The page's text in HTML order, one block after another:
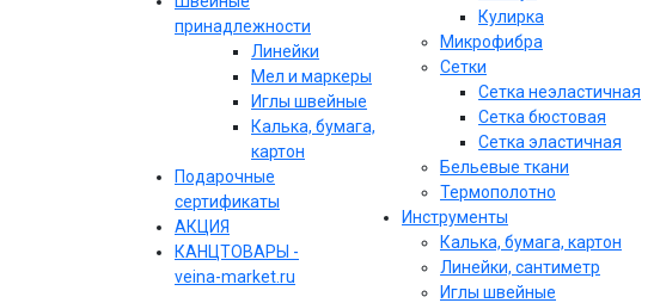
принадлежности
Линейки
Мел и маркеры
Иглы швейные
Калька, бумага,
картон
Подарочные
сертификаты
АКЦИЯ
КАНЦТОВАРЫ -
veina-market.ru
Кулирка
Микрофибра
Сетки
Сетка неэластичная
Сетка бюстовая
Сетка эластичная
Бельевые ткани
Термополотно
Инструменты
Калька, бумага, картон
Линейки, сантиметр
Иглы швейные